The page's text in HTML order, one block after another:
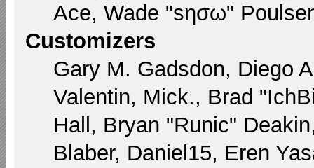
Ace, Wade "sησω"
Customizers
Gary M. Gadsdon, Diego
Valentin, Mick., Brad
Hall, Bryan "Runic"
Blaber, Daniel15, Eren